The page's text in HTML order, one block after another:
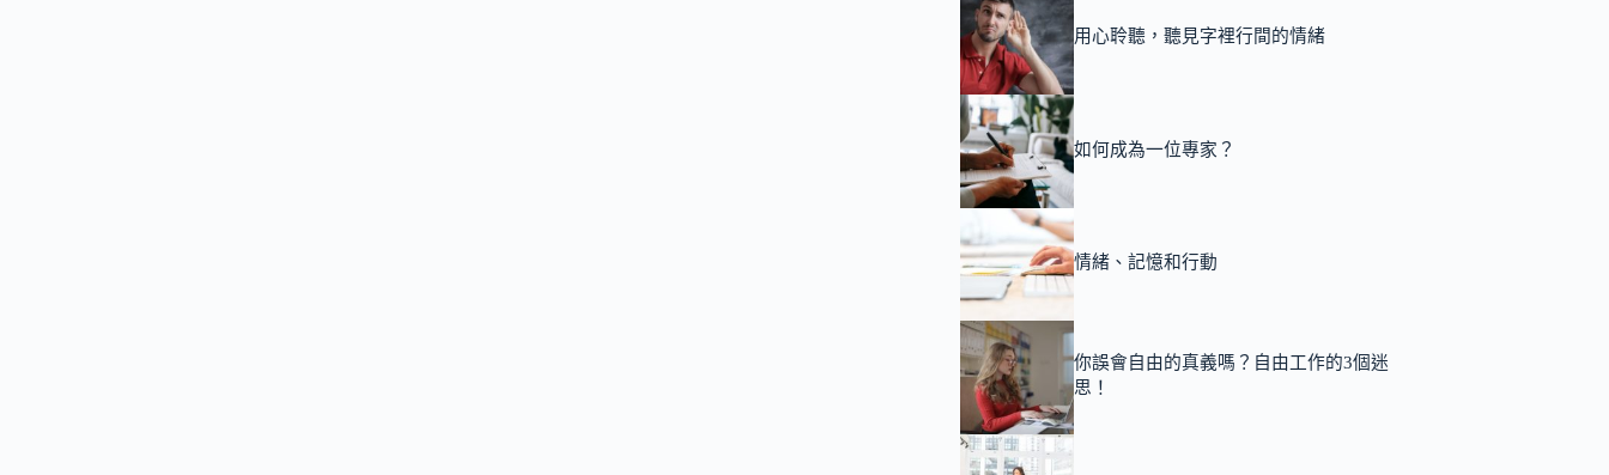
用心聆聽，聽見字裡行間的情緒
如何成為一位專家？
情緒、記憶和行動
你誤會自由的真義嗎？自由工作的3個迷
思！